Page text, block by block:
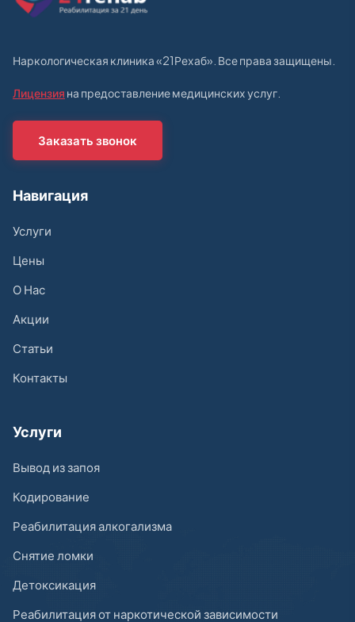
Наркологическая клиника «21Рехаб». Все права защищены.
Лицензия на предоставление медицинских услуг.
Заказать звонок
Навигация
Услуги
Цены
О Нас
Акции
Статьи
Контакты
Услуги
Вывод из запоя
Кодирование
Реабилитация алкогализма
Снятие ломки
Детоксикация
Реабилитация от наркотической зависимости